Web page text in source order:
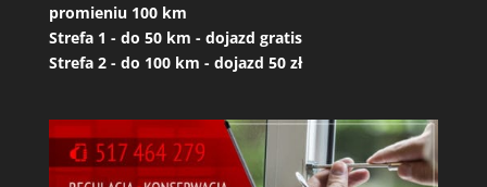
promieniu 100 km
Strefa 1 - do 50 km - dojazd gratis
Strefa 2 - do 100 km - dojazd 50 zł